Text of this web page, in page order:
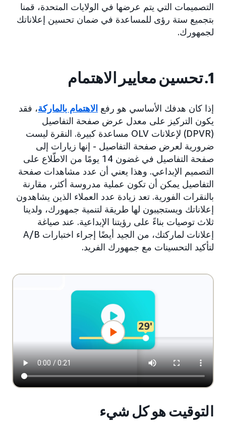
التصميمات التي يتم عرضها في الولايات المتحدة، قمنا
بتجميع ستة رؤى للمساعدة في ضمان تحسين إعلاناتك
لجمهورك.
1. تحسين معايير الاهتمام
إذا كان هدفك الأساسي هو رفع الاهتمام بالماركة، فقد
يكون التركيز على معدل عرض صفحة التفاصيل
(DPVR) لإعلانات OLV مساعدة كبيرة. النقرة ليست
ضرورية لعرض صفحة التفاصيل - إنها زيارات إلى
صفحة التفاصيل في غضون 14 يومًا من الاطّلاع على
التصميم الإبداعي. وهذا يعني أن عدد مشاهدات صفحة
التفاصيل يمكن أن تكون عملية مدروسة أكثر، مقارنة
بالنقرات الفورية. تعد زيادة عدد العملاء الذين يشاهدون
إعلاناتك ويستجيبون لها طريقة لتنمية جمهورك، ولدينا
ثلاث توصيات بناءً على رؤيتنا الإبداعية. عند صياغة
إعلانات لماركتك، من الجيد أيضًا إجراء اختبارات A/B
لتأكيد التحسينات مع جمهورك الفريد.
التوقيت هو كل شيء